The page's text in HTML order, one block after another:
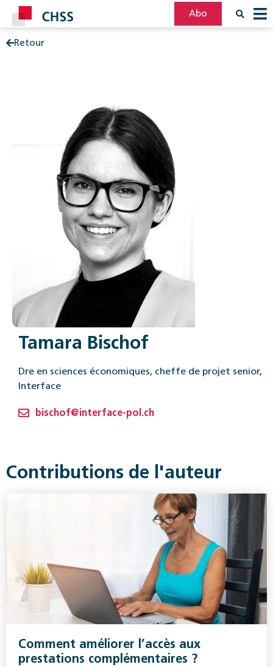
Abo
Retour
Tamara Bischof
Dre en sciences économiques, cheffe de projet senior,
Interface
bischof@interface-pol.ch
Contributions de l'auteur
Comment améliorer l’accès aux
prestations complémentaires ?